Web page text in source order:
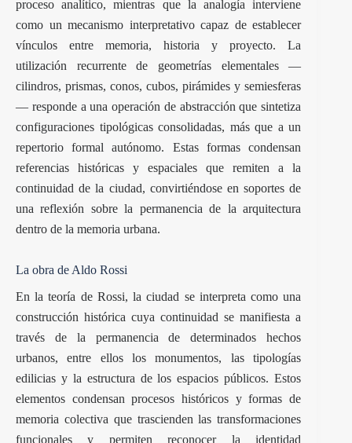
proceso analítico, mientras que la analogía interviene
como un mecanismo interpretativo capaz de establecer
vínculos entre memoria, historia y proyecto. La
utilización recurrente de geometrías elementales —
cilindros, prismas, conos, cubos, pirámides y semiesferas
— responde a una operación de abstracción que sintetiza
configuraciones tipológicas consolidadas, más que a un
repertorio formal autónomo. Estas formas condensan
referencias históricas y espaciales que remiten a la
continuidad de la ciudad, convirtiéndose en soportes de
una reflexión sobre la permanencia de la arquitectura
dentro de la memoria urbana.
La obra de Aldo Rossi
En la teoría de Rossi, la ciudad se interpreta como una
construcción histórica cuya continuidad se manifiesta a
través de la permanencia de determinados hechos
urbanos, entre ellos los monumentos, las tipologías
edilicias y la estructura de los espacios públicos. Estos
elementos condensan procesos históricos y formas de
memoria colectiva que trascienden las transformaciones
funcionales y permiten reconocer la identidad